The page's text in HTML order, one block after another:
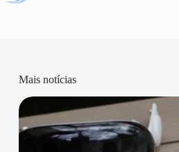
Mais notícias